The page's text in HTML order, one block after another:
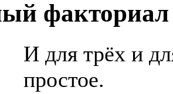
И для трёх и
простое.